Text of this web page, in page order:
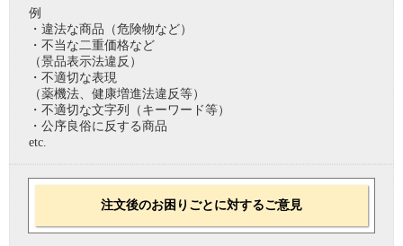
例
・違法な商品（危険物など）
・不当な二重価格など
（景品表示法違反）
・不適切な表現
（薬機法、健康増進法違反等）
・不適切な文字列（キーワード等）
・公序良俗に反する商品
etc.
注文後のお困りごとに対するご意見